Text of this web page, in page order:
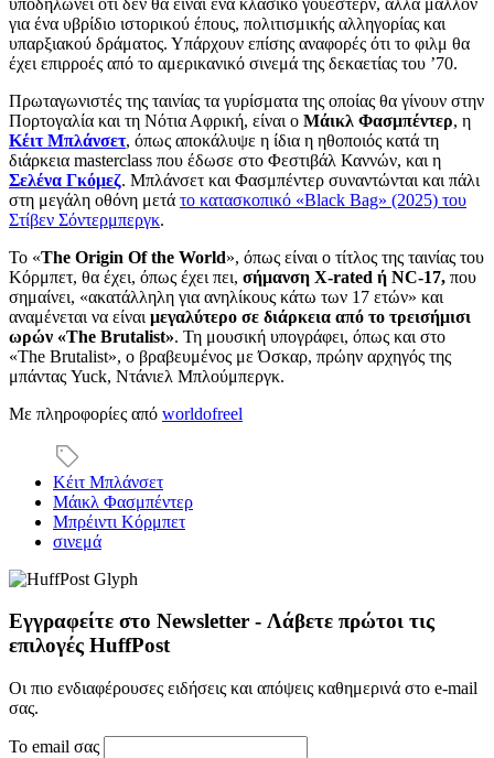
για ένα υβρίδιο ιστορικού έπους, πολιτισμικής αλληγορίας και
υπαρξιακού δράματος. Υπάρχουν επίσης αναφορές ότι το φιλμ θα
έχει επιρροές από το αμερικανικό σινεμά της δεκαετίας του ’70.
Πρωταγωνιστές της ταινίας τα γυρίσματα της οποίας θα γίνουν στην
Πορτογαλία και τη Νότια Αφρική, είναι ο Μάικλ Φασμπέντερ, η
Κέιτ Μπλάνσετ, όπως αποκάλυψε η ίδια η ηθοποιός κατά τη
διάρκεια masterclass που έδωσε στο Φεστιβάλ Καννών, και η
Σελένα Γκόμεζ. Μπλάνσετ και Φασμπέντερ συναντώνται και πάλι
στη μεγάλη οθόνη μετά το κατασκοπικό «Black Bag» (2025) του
Στίβεν Σόντερμπεργκ.
Το «The Origin Of the World», όπως είναι ο τίτλος της ταινίας του
Κόρμπετ, θα έχει, όπως έχει πει, σήμανση X-rated ή NC-17, που
σημαίνει, «ακατάλληλη για ανηλίκους κάτω των 17 ετών» και
αναμένεται να είναι μεγαλύτερο σε διάρκεια από το τρεισήμισι
ωρών «The Brutalist». Τη μουσική υπογράφει, όπως και στο
«The Brutalist», ο βραβευμένος με Όσκαρ, πρώην αρχηγός της
μπάντας Yuck, Ντάνιελ Μπλούμπεργκ.
Με πληροφορίες από worldofreel
Κέιτ Μπλάνσετ
Μάικλ Φασμπέντερ
Μπρέιντι Κόρμπετ
σινεμά
Εγγραφείτε στο Newsletter - Λάβετε πρώτοι τις
επιλογές HuffPost
Οι πιο ενδιαφέρουσες ειδήσεις και απόψεις καθημερινά στο e-mail
σας.
Το email σας